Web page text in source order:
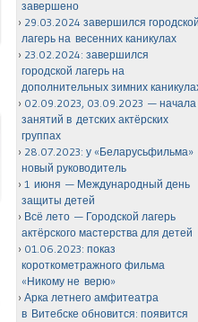
завершено
29.03.2024 завершился
лагерь на весенних каникулах
23.02.2024: завершился
городской лагерь на
дополнительных зимних
02.09.2023, 03.09.2023 — начала
занятий в детских актёрских
группах
28.07.2023: у «Беларусьфильма»
новый руководитель
1 июня — Международный день
защиты детей
Всё лето — Городской лагерь
актёрского мастерства для детей
01.06.2023: показ
короткометражного фильма
«Никому не верю»
Арка летнего амфитеатра
в Витебске обновится: появится